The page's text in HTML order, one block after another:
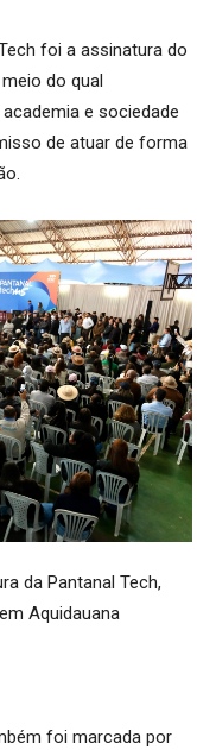
foi a assinatura do
do qual
e sociedade
de atuar de forma
da Pantanal Tech,
Aquidauana
foi marcada por